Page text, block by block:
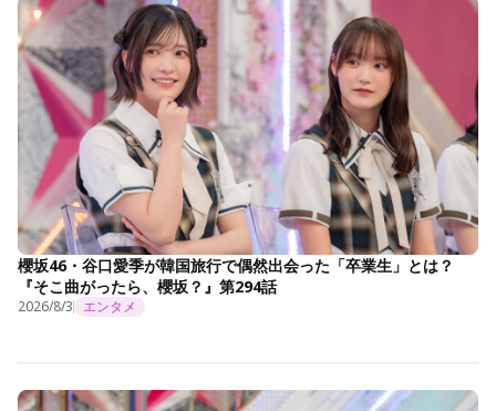
櫻坂46・谷口愛季が韓国旅行で偶然出会った「卒業生」とは？
『そこ曲がったら、櫻坂？』第294話
2026/8/3 エンタメ